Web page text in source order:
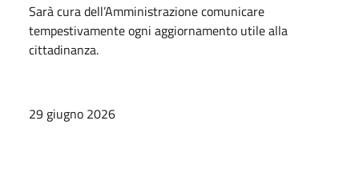
Sarà cura dell’Amministrazione comunicare
tempestivamente ogni aggiornamento utile alla
cittadinanza.
29 giugno 2026